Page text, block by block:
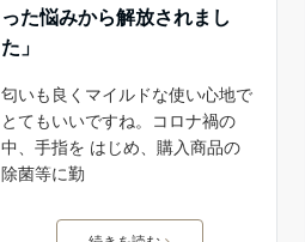
った悩みから解放されまし
た」
匂いも良くマイルドな使い心地で
とてもいいですね。コロナ禍の
中、手指を はじめ、購入商品の
除菌等に勤